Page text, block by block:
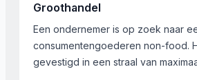
Groothandel
Een ondernemer is op zoek naar
consumentengoederen non-food.
gevestigd in een straal van